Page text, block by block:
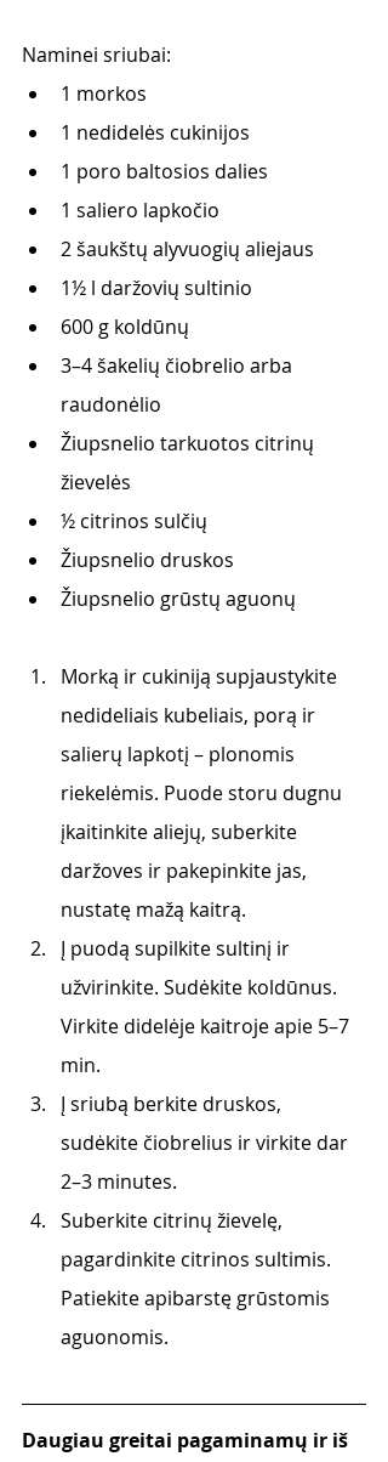
Naminei sriubai:
1 morkos
1 nedidelės cukinijos
1 poro baltosios dalies
1 saliero lapkočio
2 šaukštų alyvuogių aliejaus
1½ l daržovių sultinio
600 g koldūnų
3–4 šakelių čiobrelio arba
raudonėlio
Žiupsnelio tarkuotos citrinų
žievelės
½ citrinos sulčių
Žiupsnelio druskos
Žiupsnelio grūstų aguonų
Morką ir cukiniją supjaustykite
nedideliais kubeliais, porą ir
salierų lapkotį – plonomis
riekelėmis. Puode storu dugnu
įkaitinkite aliejų, suberkite
daržoves ir pakepinkite jas,
nustatę mažą kaitrą.
Į puodą supilkite sultinį ir
užvirinkite. Sudėkite koldūnus.
Virkite didelėje kaitroje apie 5–7
min.
Į sriubą berkite druskos,
sudėkite čiobrelius ir virkite dar
2–3 minutes.
Suberkite citrinų žievelę,
pagardinkite citrinos sultimis.
Patiekite apibarstę grūstomis
aguonomis.
Daugiau greitai pagaminamų ir iš